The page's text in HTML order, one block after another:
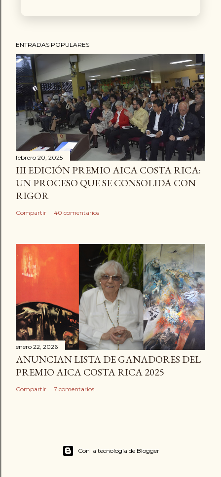
ENTRADAS POPULARES
febrero 20, 2025
III EDICIÓN PREMIO AICA COSTA RICA:
UN PROCESO QUE SE CONSOLIDA CON
RIGOR
Compartir 40 comentarios
enero 22, 2026
ANUNCIAN LISTA DE GANADORES DEL
PREMIO AICA COSTA RICA 2025
Compartir 7 comentarios
Con la tecnología de Blogger